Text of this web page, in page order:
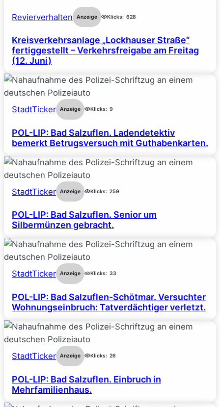
Revierverhalten Anzeige Klicks: 628
Kreisverkehrsanlage „Lockhauser Straße“
fertiggestellt – Verkehrsfreigabe am Freitag
(12. Juni)
StadtTicker Anzeige Klicks: 9
POL-LIP: Bad Salzuflen. Ladendetektiv
bemerkt Betrugsversuch mit Guthabenkarten.
StadtTicker Anzeige Klicks: 259
POL-LIP: Bad Salzuflen. Senior um
Silbermünzen gebracht.
StadtTicker Anzeige Klicks: 33
POL-LIP: Bad Salzuflen-Schötmar. Versuchter
Wohnungseinbruch: Tatverdächtiger verletzt.
StadtTicker Anzeige Klicks: 26
POL-LIP: Bad Salzuflen. Einbruch in
Mehrfamilienhaus.